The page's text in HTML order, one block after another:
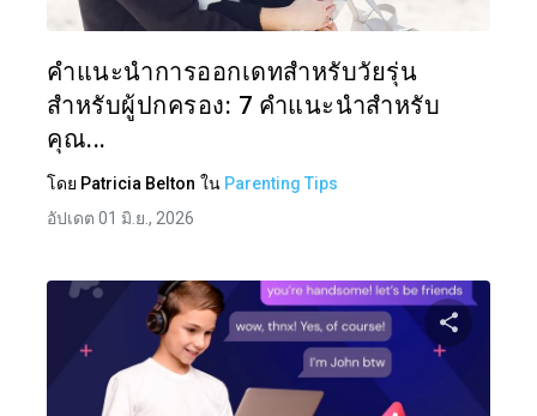
คำแนะนำการออกเดทสำหรับวัยรุ่น
สำหรับผู้ปกครอง: 7 คำแนะนำสำหรับ
คุณ...
โดย Patricia Belton ใน Parenting Tips
อัปเดต 01 มิ.ย., 2026